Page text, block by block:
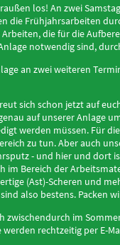
los! An zwei
die Frühjahrsarbeiten
die für die
notwendig sind,
an zwei weiteren
sich schon jetzt auf
auf unserer Anlage
werden müssen. Für
zu tun. Aber auch
- und hier und dort
im Bereich der
(Ast)-Scheren und
also bestens. Packen
zwischendurch im
werden rechtzeitig per E-